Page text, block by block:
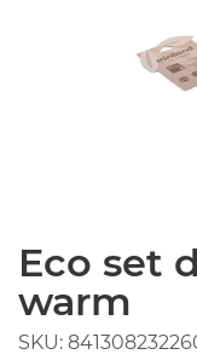
Eco set
warm
SKU: